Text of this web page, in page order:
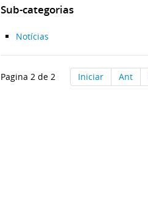
Sub-categorias
Notícias
Pagina 2 de 2 Iniciar Ant